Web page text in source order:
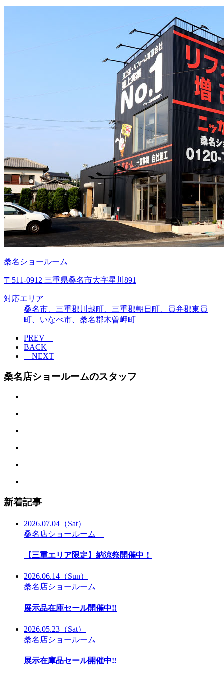
桑名ショールーム
〒511-0912 三重県桑名市大字星川891
対応エリア
桑名市、三重郡川越町、三重郡朝日町、員弁郡東員
町、いなべ市、桑名郡木曽岬町
PREV
BACK
NEXT
桑名店ショールームのスタッフ
新着記事
2026.07.04 （Sat）
桑名店ショールーム
【三重エリア限定】納涼祭開催中！
2026.06.14 （Sun）
桑名店ショールーム
展示品在庫セール開催中‼
2026.05.23 （Sat）
桑名店ショールーム
展示在庫品セール開催中‼